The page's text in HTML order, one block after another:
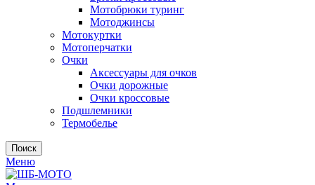
Мотобрюки туринг
Мотоджинсы
Мотокуртки
Мотоперчатки
Очки
Аксессуары для очков
Очки дорожные
Очки кроссовые
Подшлемники
Термобелье
Поиск
Меню